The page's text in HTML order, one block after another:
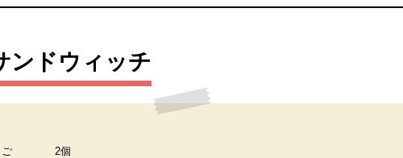
ンドウィッチ
2個